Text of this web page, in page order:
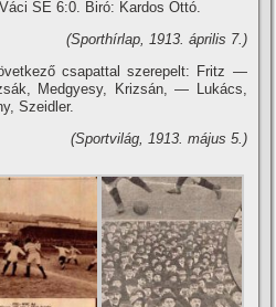
SE 6:0. Biró: Kardos Ottó.
(Sporthí­rlap, 1913. április 7.)
csapattal szerepelt: Fritz —
Medgyesy, Krizsán, — Lukács,
Szeidler.
(Sportvilág, 1913. május 5.)